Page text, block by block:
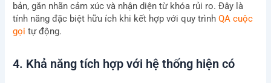
bản, gắn nhãn cảm xúc và nhận diện từ khóa rủi ro. Đây là
tính năng đặc biệt hữu ích khi kết hợp với quy trình QA cuộc
gọi tự động.
4. Khả năng tích hợp với hệ thống hiện có